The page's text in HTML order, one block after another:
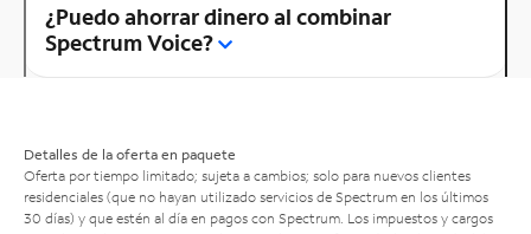
¿Puedo ahorrar dinero al combinar
Spectrum Voice?
Detalles de la oferta en paquete
Oferta por tiempo limitado; sujeta a cambios; solo para nuevos clientes
residenciales (que no hayan utilizado servicios de Spectrum en los últimos
30 días) y que estén al día en pagos con Spectrum. Los impuestos y cargos